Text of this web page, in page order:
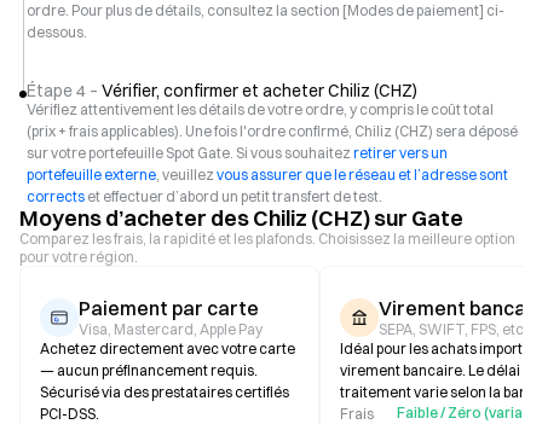
ordre. Pour plus de détails, consultez la section [Modes de paiement] ci-
dessous.
Étape 4 – Vérifier, confirmer et acheter Chiliz (CHZ)
Vérifiez attentivement les détails de votre ordre, y compris le coût total
(prix + frais applicables). Une fois l'ordre confirmé, Chiliz (CHZ) sera déposé
sur votre portefeuille Spot Gate. Si vous souhaitezretirer vers un
portefeuille externe, veuillezvous assurer que le réseau et l’adresse sont
corrects et effectuer d’abord un petit transfert de test.
Moyens d’acheter des Chiliz (CHZ) sur Gate
Comparez les frais, la rapidité et les plafonds. Choisissez la meilleure option
pour votre région.
Paiement par carte
Visa, Mastercard, Apple Pay
Achetez directement avec votre carte
— aucun préfinancement requis.
Sécurisé via des prestataires certifiés
PCI-DSS.
Virement
SEPA, SWIFT, FPS, etc.
Idéal pour les achats
virement bancaire. Le délai de
traitement varie selon la
Frais
Faible / Zéro